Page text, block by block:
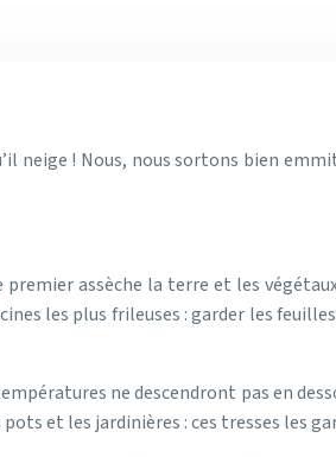
neige ! Nous, nous sortons bien
assèche la terre et les
les plus frileuses : garder les
ne descendront pas en
et les jardinières : ces tresses les